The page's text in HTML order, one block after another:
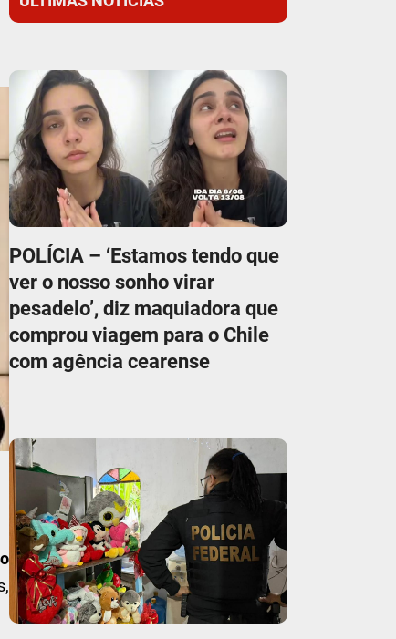
POLÍCIA – ‘Estamos tendo que
ver o nosso sonho virar
pesadelo’, diz maquiadora que
comprou viagem para o Chile
com agência cearense